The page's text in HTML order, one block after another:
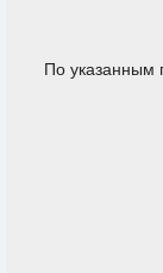
По указанным